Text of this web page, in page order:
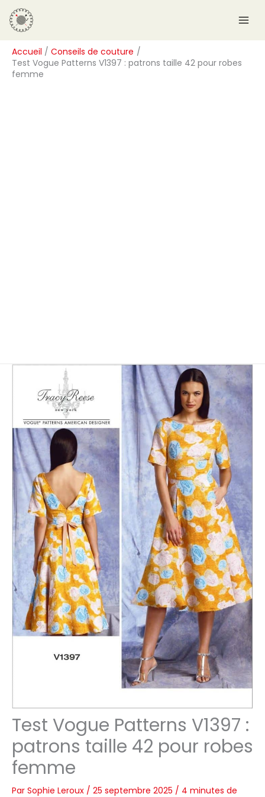
Aller
au
contenu
Accueil
Conseils de couture
Test Vogue Patterns V1397 : patrons taille 42 pour robes
femme
Test Vogue Patterns V1397 :
patrons taille 42 pour robes
femme
Par Sophie Leroux / 25 septembre 2025 / 4 minutes de
R
e
c
h
e